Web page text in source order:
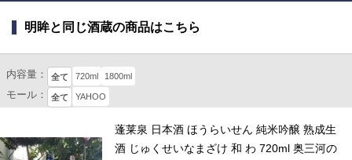
明眸と同じ酒蔵の商品はこちら
内容量： 全て 720ml 1800ml
モール： 全て YAHOO
蓬莱泉 日本酒 ほうらいせん 純米吟醸 熟成生
酒 じゅくせいなまざけ 和 わ 720ml 奥三河の